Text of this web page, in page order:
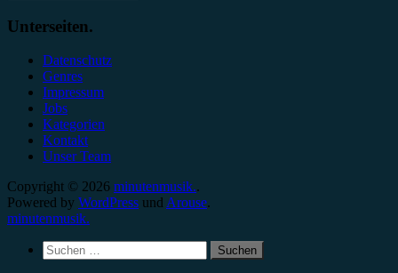
Unterseiten.
Datenschutz
Genres
Impressum
Jobs
Kategorien
Kontakt
Unser Team
Copyright © 2026 minutenmusik..
Powered by WordPress und Arouse.
minutenmusik.
Suchen
nach: